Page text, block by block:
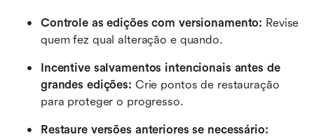
Controle as edições com versionamento: Revise
quem fez qual alteração e quando.
Incentive salvamentos intencionais antes de
grandes edições: Crie pontos de restauração
para proteger o progresso.
Restaure versões anteriores se necessário: